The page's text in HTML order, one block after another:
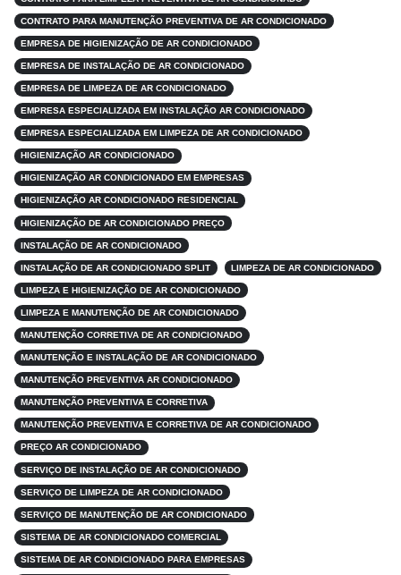
CONTRATO PARA MANUTENÇÃO PREVENTIVA DE AR CONDICIONADO
EMPRESA DE HIGIENIZAÇÃO DE AR CONDICIONADO
EMPRESA DE INSTALAÇÃO DE AR CONDICIONADO
EMPRESA DE LIMPEZA DE AR CONDICIONADO
EMPRESA ESPECIALIZADA EM INSTALAÇÃO AR CONDICIONADO
EMPRESA ESPECIALIZADA EM LIMPEZA DE AR CONDICIONADO
HIGIENIZAÇÃO AR CONDICIONADO
HIGIENIZAÇÃO AR CONDICIONADO EM EMPRESAS
HIGIENIZAÇÃO AR CONDICIONADO RESIDENCIAL
HIGIENIZAÇÃO DE AR CONDICIONADO PREÇO
INSTALAÇÃO DE AR CONDICIONADO
INSTALAÇÃO DE AR CONDICIONADO SPLIT LIMPEZA DE AR CONDICIONADO
LIMPEZA E HIGIENIZAÇÃO DE AR CONDICIONADO
LIMPEZA E MANUTENÇÃO DE AR CONDICIONADO
MANUTENÇÃO CORRETIVA DE AR CONDICIONADO
MANUTENÇÃO E INSTALAÇÃO DE AR CONDICIONADO
MANUTENÇÃO PREVENTIVA AR CONDICIONADO
MANUTENÇÃO PREVENTIVA E CORRETIVA
MANUTENÇÃO PREVENTIVA E CORRETIVA DE AR CONDICIONADO
PREÇO AR CONDICIONADO
SERVIÇO DE INSTALAÇÃO DE AR CONDICIONADO
SERVIÇO DE LIMPEZA DE AR CONDICIONADO
SERVIÇO DE MANUTENÇÃO DE AR CONDICIONADO
SISTEMA DE AR CONDICIONADO COMERCIAL
SISTEMA DE AR CONDICIONADO PARA EMPRESAS